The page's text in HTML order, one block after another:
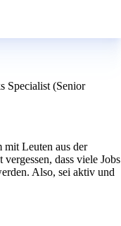
Specialist (Senior
Leuten aus der
dass viele Jobs
Also, sei aktiv und